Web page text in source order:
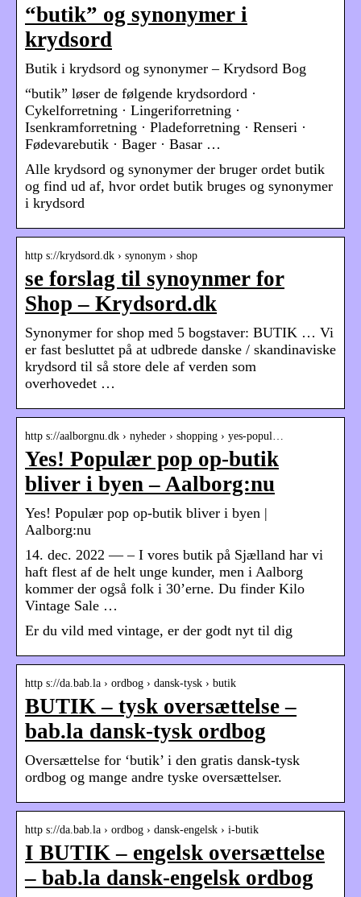
“butik” og synonymer i
krydsord
Butik i krydsord og synonymer – Krydsord Bog
“butik” løser de følgende krydsordord ·
Cykelforretning · Lingeriforretning ·
Isenkramforretning · Pladeforretning · Renseri ·
Fødevarebutik · Bager · Basar …
Alle krydsord og synonymer der bruger ordet butik
og find ud af, hvor ordet butik bruges og synonymer
i krydsord
http s://krydsord.dk › synonym › shop
se forslag til synoynmer for
Shop – Krydsord.dk
Synonymer for shop med 5 bogstaver: BUTIK … Vi
er fast besluttet på at udbrede danske / skandinaviske
krydsord til så store dele af verden som
overhovedet …
http s://aalborgnu.dk › nyheder › shopping › yes-popul…
Yes! Populær pop op-butik
bliver i byen – Aalborg:nu
Yes! Populær pop op-butik bliver i byen |
Aalborg:nu
14. dec. 2022 — – I vores butik på Sjælland har vi
haft flest af de helt unge kunder, men i Aalborg
kommer der også folk i 30’erne. Du finder Kilo
Vintage Sale …
Er du vild med vintage, er der godt nyt til dig
http s://da.bab.la › ordbog › dansk-tysk › butik
BUTIK – tysk oversættelse –
bab.la dansk-tysk ordbog
Oversættelse for ‘butik’ i den gratis dansk-tysk
ordbog og mange andre tyske oversættelser.
http s://da.bab.la › ordbog › dansk-engelsk › i-butik
I BUTIK – engelsk oversættelse
– bab.la dansk-engelsk ordbog